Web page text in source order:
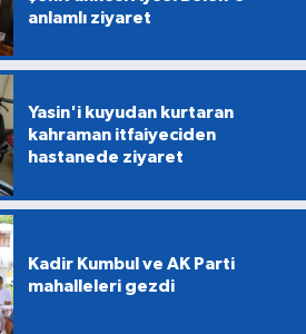
anlamlı ziyaret
Yasin'i kuyudan kurtaran
kahraman itfaiyeciden
hastanede ziyaret
Kadir Kumbul ve AK Parti
mahalleleri gezdi